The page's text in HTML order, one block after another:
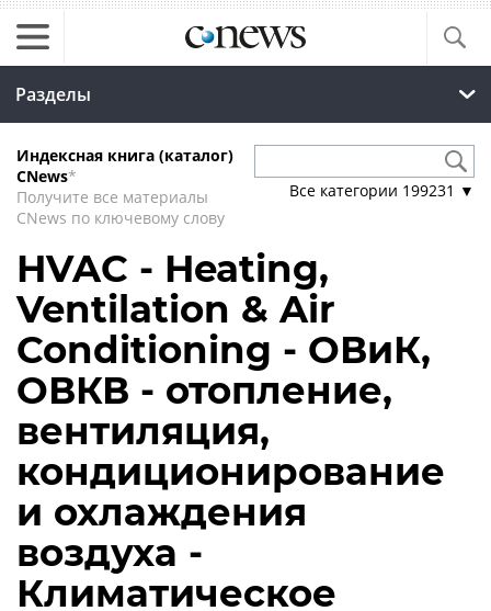
Разделы
Индексная книга (каталог)
CNews*
Получите все материалы
CNews по ключевому слову
Все категории 199231 ▼
HVAC - Heating,
Ventilation & Air
Conditioning - ОВиК,
ОВКВ - отопление,
вентиляция,
кондиционирование
и охлаждения
воздуха -
Климатическое